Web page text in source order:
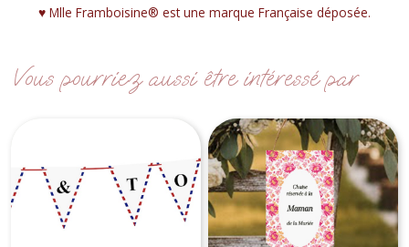
♥︎ Mlle Framboisine® est une marque Française déposée.
Vous pourriez aussi être intéressé par